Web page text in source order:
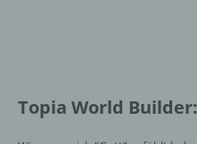
Topia World